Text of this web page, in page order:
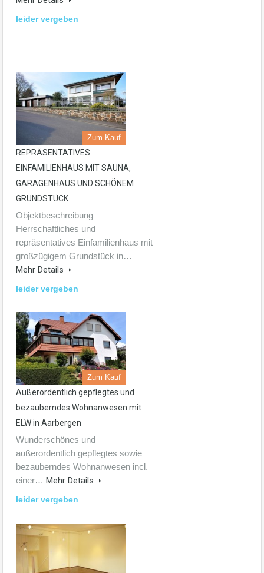
leider vergeben
Zum Kauf
REPRÄSENTATIVES
EINFAMILIENHAUS MIT SAUNA,
GARAGENHAUS UND SCHÖNEM
GRUNDSTÜCK
Objektbeschreibung
Herrschaftliches und
repräsentatives Einfamilienhaus mit
großzügigem Grundstück in…
Mehr Details
leider vergeben
Zum Kauf
Außerordentlich gepflegtes und
bezauberndes Wohnanwesen mit
ELW in Aarbergen
Wunderschönes und
außerordentlich gepflegtes sowie
bezauberndes Wohnanwesen incl.
einer… Mehr Details
leider vergeben